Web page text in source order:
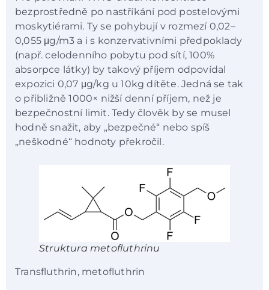
bezprostředně po nastříkání pod postelovými
moskytiérami. Ty se pohybují v rozmezí 0,02–
0,055 μg/m3 a i s konzervativními předpoklady
(např. celodenního pobytu pod sítí, 100%
absorpce látky) by takový příjem odpovídal
expozici 0,07 μg/kg u 10kg dítěte. Jedná se tak
o přibližně 1000× nižší denní příjem, než je
bezpečnostní limit. Tedy člověk by se musel
hodně snažit, aby „bezpečné“ nebo spíš
„neškodné“ hodnoty překročil.
Struktura metofluthrinu
Transfluthrin, metofluthrin